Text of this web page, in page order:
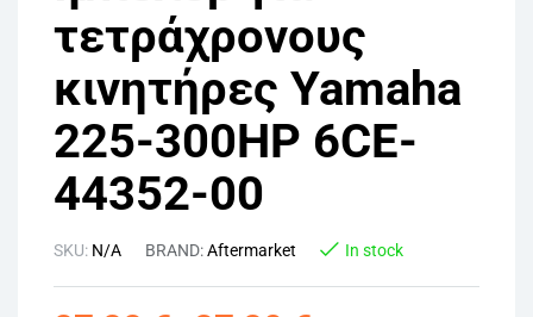
τετράχρονους
κινητήρες Yamaha
225-300HP 6CE-
44352-00
SKU: N/A BRAND:Aftermarket In stock